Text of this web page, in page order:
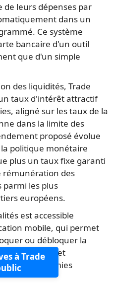
leurs dépenses par
dans un
Ce système
bancaire d'un outil
que d'un simple
des liquidités, Trade
taux d'intérêt attractif
aligné sur les taux de la
dans la limite des
proposé évolue
politique monétaire
plus un taux fixe garanti
rémunération des
les plus
européens.
est accessible
mobile, qui permet
ou débloquer la
temps réel et
des économies
à Trade